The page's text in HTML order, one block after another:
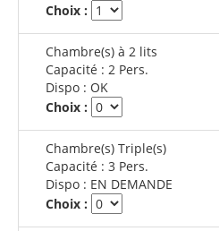
Choix :
Chambre(s) à 2 lits
Capacité : 2 Pers.
Dispo : OK
Choix :
Chambre(s) Triple(s)
Capacité : 3 Pers.
Dispo : EN DEMANDE
Choix :